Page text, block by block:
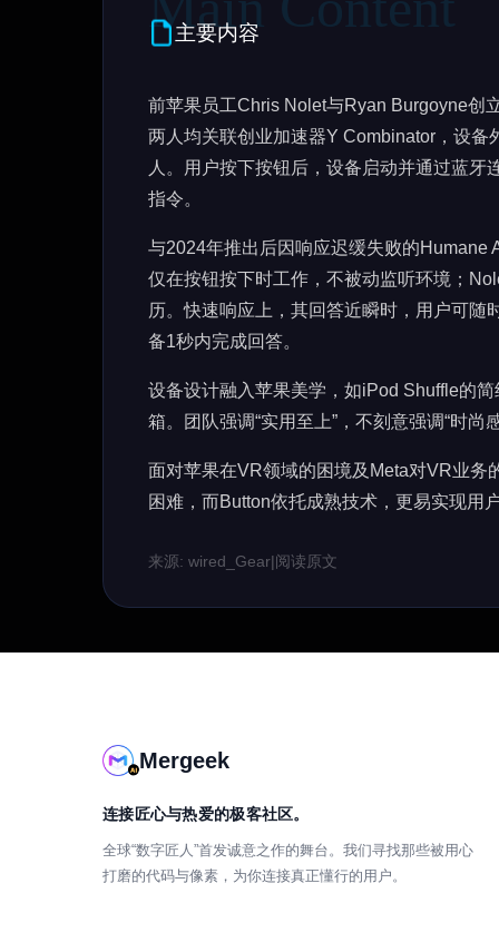
主要内容
前苹果员工Chris Nolet与Ryan Burgoyne创
两人均关联创业加速器Y Combinator，设
人。用户按下按钮后，设备启动并通过蓝
指令。
与2024年推出后因响应迟缓失败的Humane
仅在按钮按下时工作，不被动监听环境；
历。快速响应上，其回答近瞬时，用户可
备1秒内完成回答。
设备设计融入苹果美学，如iPod Shuffle的
箱。团队强调“实用至上”，不刻意强调“时
面对苹果在VR领域的困境及Meta对VR业
困难，而Button依托成熟技术，更易实现用
来源: wired_Gear|阅读原文
Mergeek
连接匠心与热爱的极客社区。
全球“数字匠人”首发诚意之作的舞台。我们寻找那些被用心
打磨的代码与像素，为你连接真正懂行的用户。